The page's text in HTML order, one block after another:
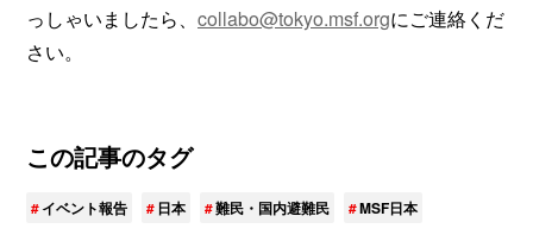
っしゃいましたら、 collabo@tokyo.msf.orgにご連絡くだ
さい。
この記事のタグ
イベント報告 日本 難民・国内避難民 MSF日本